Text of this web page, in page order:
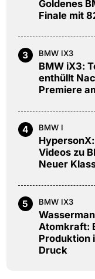
Goldenes
Finale mit
3 BMW IX3
BMW iX3:
enthüllt
Premiere
4 BMW I
Videos zu
Neuer
5 BMW IX3
Atomkraft:
Produktion
Druck